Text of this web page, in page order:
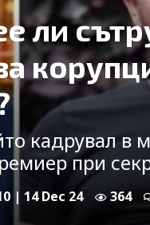
ли
кадрувал в
при
| 14 Dec 24 364